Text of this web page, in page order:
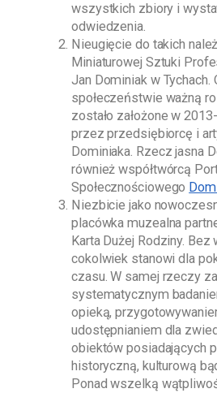
wszystkich zbiory i
odwiedzenia.
Nieugięcie do takich
Miniaturowej Sztuki
Jan Dominiak w Tychach.
społeczeństwie ważną
zostało założone w
przez przedsiębiorcę i
Dominiaka. Rzecz jasna
również współtwórcą
Społecznościowego
Niezbicie jako
placówka muzealna
Karta Dużej Rodziny. Bez
cokolwiek stanowi dla
czasu. W samej rzeczy
systematycznym
opieką,
udostępnianiem dla
obiektów posiadających
historyczną, kulturową
Ponad wszelką